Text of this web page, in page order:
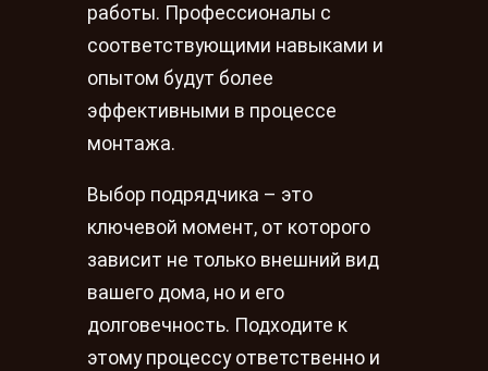
работы. Профессионалы с
соответствующими навыками и
опытом будут более
эффективными в процессе
монтажа.
Выбор подрядчика – это
ключевой момент, от которого
зависит не только внешний вид
вашего дома, но и его
долговечность. Подходите к
этому процессу ответственно и